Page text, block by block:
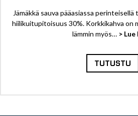
Jämäkkä sauva pääasiassa
hiilikuitupitoisuus 30%. Korkkikahva on
lämmin myös… > Lue
TUTUSTU